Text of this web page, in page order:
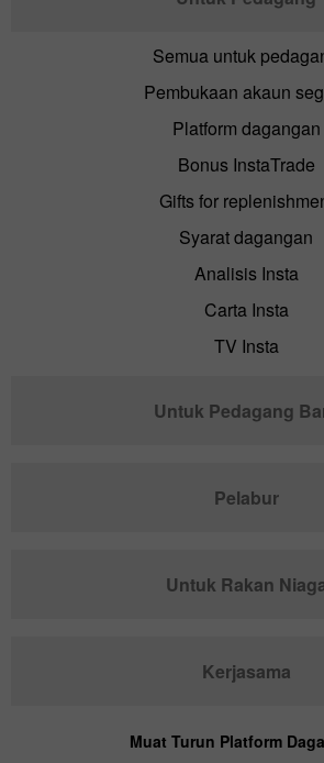
Semua untuk
Pembukaan akaun
Platform dagangan
Bonus InstaTrade
Gifts for
Syarat dagangan
Analisis Insta
Carta Insta
TV Insta
Untuk Pedagang
Pelabur
Untuk Rakan
Kerjasama
Muat Turun Platform